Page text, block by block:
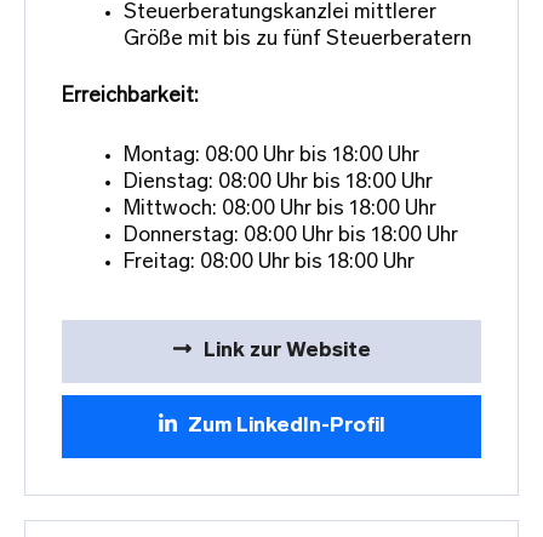
Steuerberatungskanzlei mittlerer
Größe mit bis zu fünf Steuerberatern
Erreichbarkeit:
Montag: 08:00 Uhr bis 18:00 Uhr
Dienstag: 08:00 Uhr bis 18:00 Uhr
Mittwoch: 08:00 Uhr bis 18:00 Uhr
Donnerstag: 08:00 Uhr bis 18:00 Uhr
Freitag: 08:00 Uhr bis 18:00 Uhr
Link zur Website
Zum LinkedIn-Profil